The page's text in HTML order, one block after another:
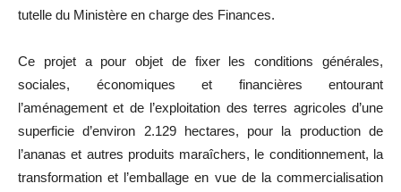
tutelle du Ministère en charge des Finances.
Ce projet a pour objet de fixer les conditions générales,
sociales, économiques et financières entourant
l’aménagement et de l’exploitation des terres agricoles d’une
superficie d’environ 2.129 hectares, pour la production de
l’ananas et autres produits maraîchers, le conditionnement, la
transformation et l’emballage en vue de la commercialisation